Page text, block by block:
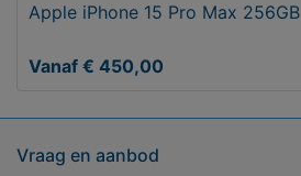
Apple iPhone 15 Pro Max 256GB
Vanaf € 450,00
Vraag en aanbod